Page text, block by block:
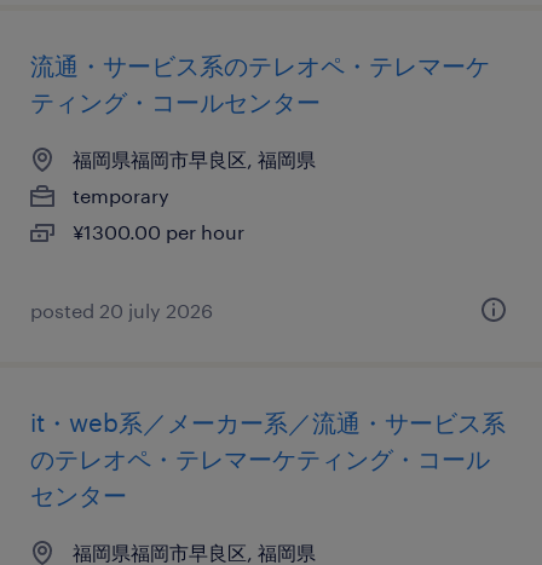
流通・サービス系のテレオペ・テレマーケ
ティング・コールセンター
福岡県福岡市早良区, 福岡県
temporary
¥1300.00 per hour
posted 20 july 2026
it・web系／メーカー系／流通・サービス系
のテレオペ・テレマーケティング・コール
センター
福岡県福岡市早良区, 福岡県